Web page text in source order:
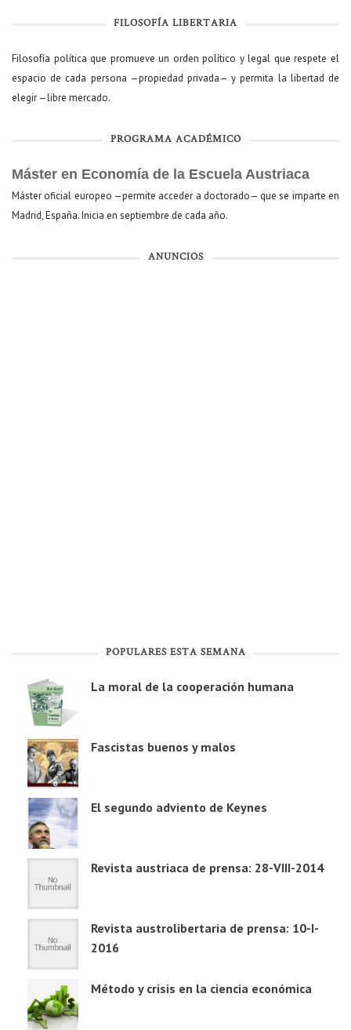
FILOSOFÍA LIBERTARIA
Filosofía política que promueve un orden político y legal que respete el
espacio de cada persona —propiedad privada— y permita la libertad de
elegir —libre mercado.
PROGRAMA ACADÉMICO
Máster en Economía de la Escuela Austriaca
Máster oficial europeo —permite acceder a doctorado— que se imparte en
Madrid, España. Inicia en septiembre de cada año.
ANUNCIOS
POPULARES ESTA SEMANA
La moral de la cooperación humana
Fascistas buenos y malos
El segundo adviento de Keynes
Revista austriaca de prensa: 28-VIII-2014
Revista austrolibertaria de prensa: 10-I-
2016
Método y crisis en la ciencia económica